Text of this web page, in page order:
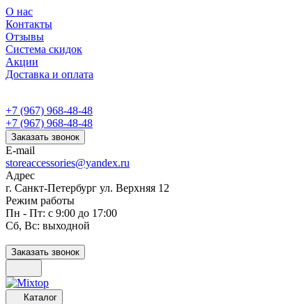
О нас
Контакты
Отзывы
Система скидок
Акции
Доставка и оплата
+7 (967) 968-48-48
+7 (967) 968-48-48
Заказать звонок
E-mail
storeaccessories@yandex.ru
Адрес
г. Санкт-Петербург ул. Верхняя 12
Режим работы
Пн - Пт: с 9:00 до 17:00
Сб, Вс: выходной
Заказать звонок
Каталог